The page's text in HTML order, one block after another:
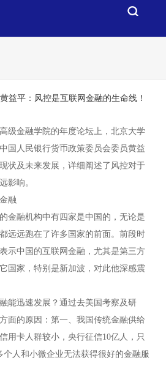
益平：风控是互联网金融的生命线！
级金融学院的年度论坛上，北京大学
国人民银行货币政策委员会委员黄益
状及未来发展，详细阐述了风控对于
影响。
融
金融机构中有四家是中国的，无论是
远远跑在了许多国家的前面。前段时
示中国的互联网金融，尤其是第三方
国家，特别是新加波，对此他深感震
能迅速发展？通过去美国考察及研
面的原因：第一、我国传统金融供给
用卡人群较小，央行征信10亿人，只
个人和小微企业无法获得很好的金融服